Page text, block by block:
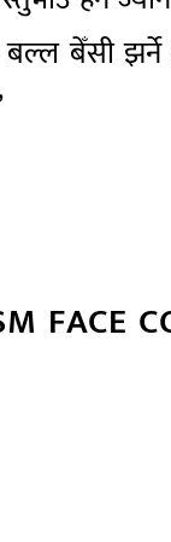
बेँसी झर्ने
FACE